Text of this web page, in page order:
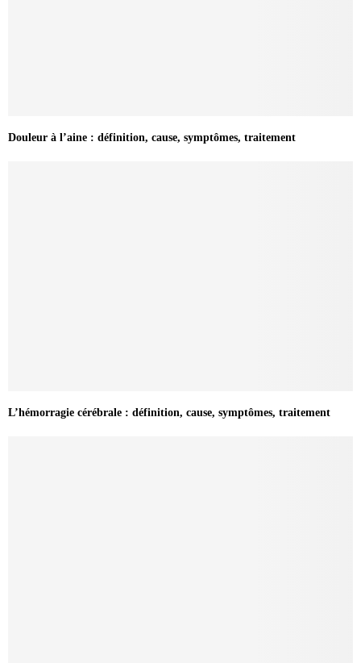
Douleur à l’aine : définition, cause, symptômes, traitement
L’hémorragie cérébrale : définition, cause, symptômes, traitement